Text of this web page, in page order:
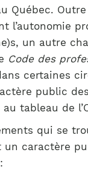
Québec.
l’autonomie
un autre
Code des
certaines
public
tableau de
qui se
un caractère